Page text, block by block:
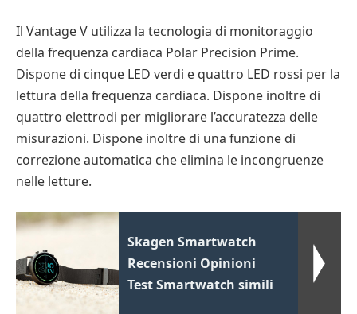
Il Vantage V utilizza la tecnologia di monitoraggio
della frequenza cardiaca Polar Precision Prime.
Dispone di cinque LED verdi e quattro LED rossi per la
lettura della frequenza cardiaca. Dispone inoltre di
quattro elettrodi per migliorare l’accuratezza delle
misurazioni. Dispone inoltre di una funzione di
correzione automatica che elimina le incongruenze
nelle letture.
Skagen Smartwatch
Recensioni Opinioni
Test Smartwatch simili